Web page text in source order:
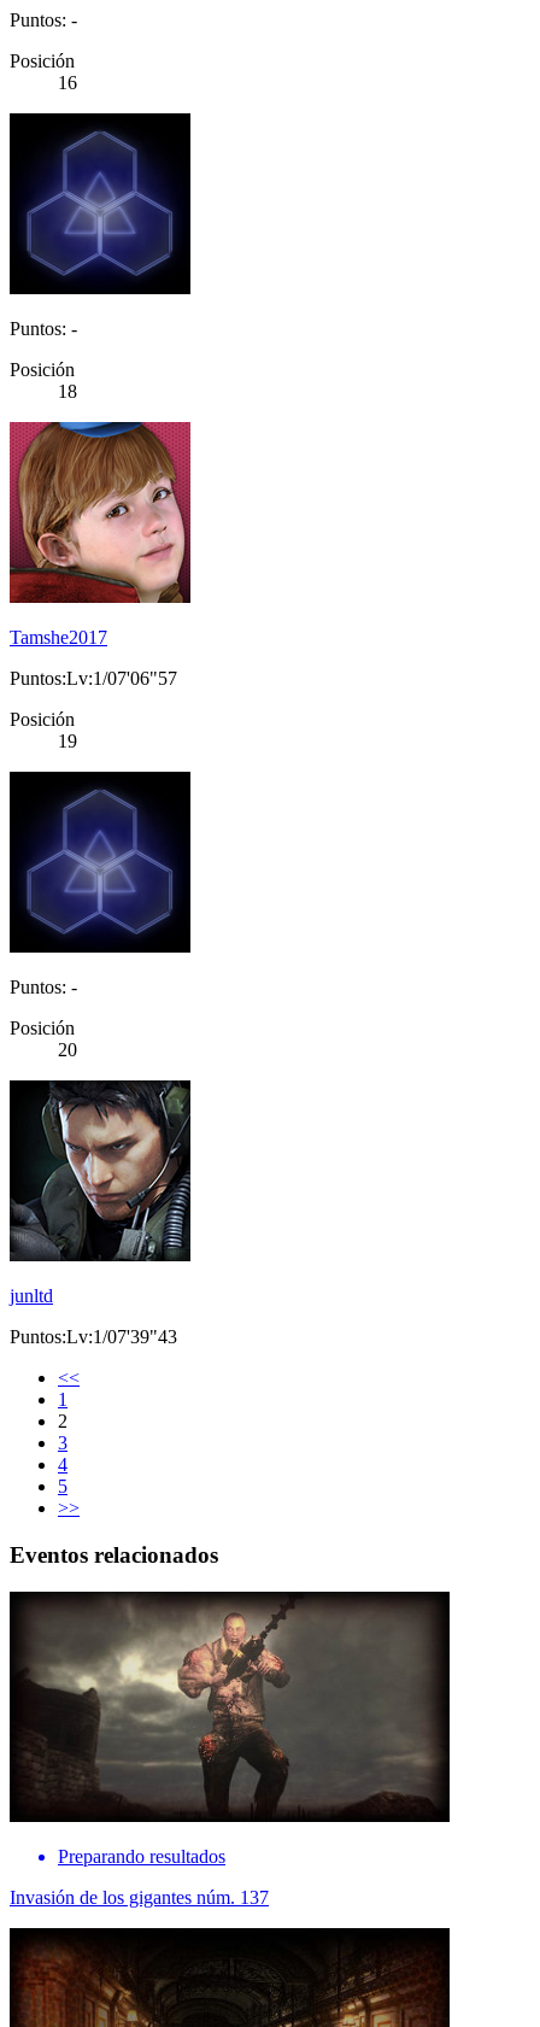
Puntos: -
Posición
16
Puntos: -
Posición
18
Tamshe2017
Puntos:Lv:1/07'06"57
Posición
19
Puntos: -
Posición
20
junltd
Puntos:Lv:1/07'39"43
<<
1
2
3
4
5
>>
Eventos relacionados
Preparando resultados
Invasión de los gigantes núm. 137